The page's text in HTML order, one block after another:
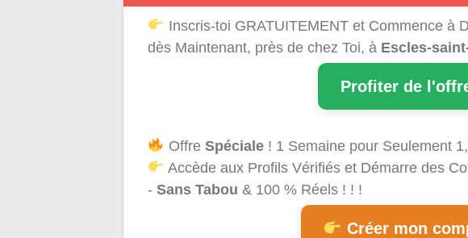
Inscris-toi GRATUITEMENT et Commence à
dès Maintenant, près de chez Toi, à Escles-
Profiter de
Offre Spéciale! 1 Semaine pour Seulement
Accède aux Profils Vérifiés et Démarre des
- Sans Tabou & 100 % Réels ! ! !
Créer mon